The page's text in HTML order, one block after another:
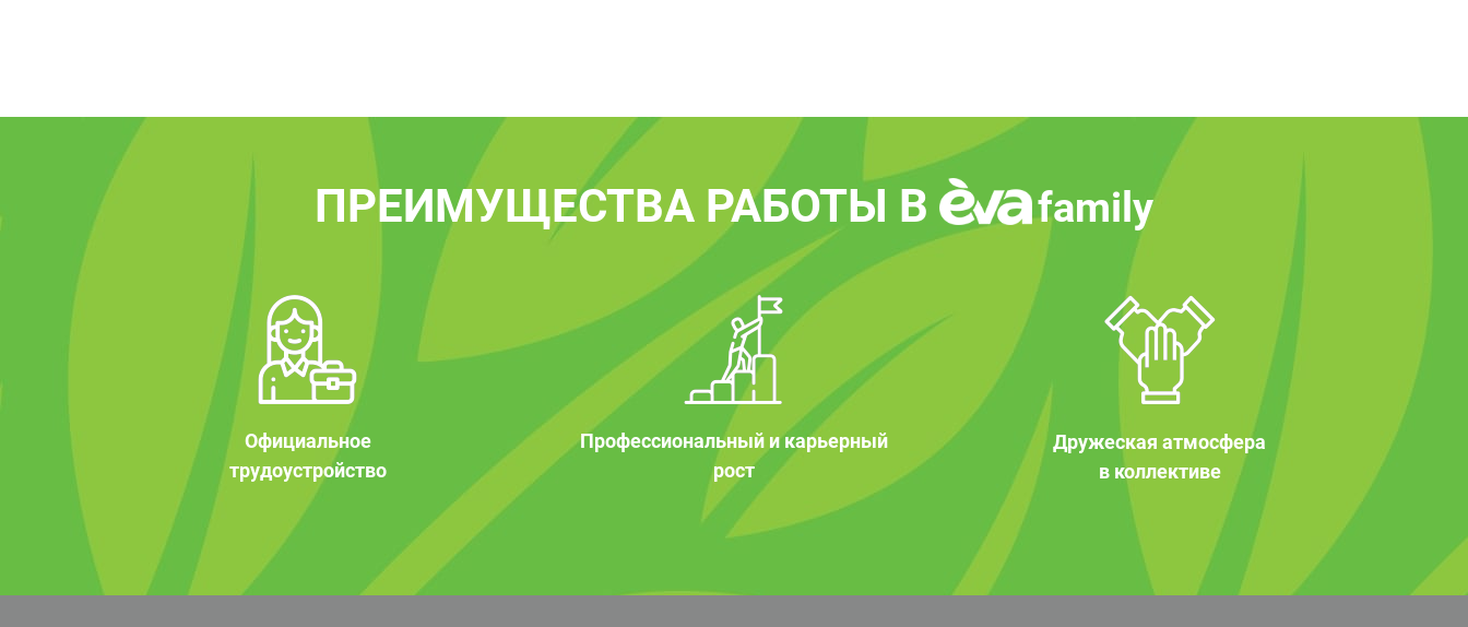
ПРЕИМУЩЕСТВА РАБОТЫ В family
Официальное
трудоустройство
Профессиональный и карьерный
рост
Дружеская атмосфера
в коллективе